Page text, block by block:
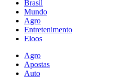
Brasil
Mundo
Agro
Entretenimento
Eloos
Agro
Apostas
Auto